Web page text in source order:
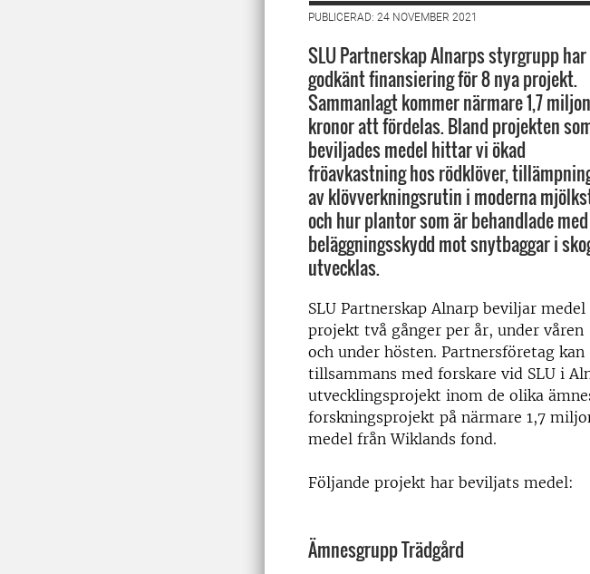
PUBLICERAD: 24 NOVEMBER 2021
SLU Partnerskap Alnarps styrgrupp har
godkänt finansiering för 8 nya projekt.
Sammanlagt kommer närmare 1,7
kronor att fördelas. Bland projekten
beviljades medel hittar vi ökad
fröavkastning hos rödklöver,
av klövverkningsrutin i moderna
och hur plantor som är behandlade med
beläggningsskydd mot snytbaggar i
utvecklas.
SLU Partnerskap Alnarp beviljar
projekt två gånger per år, under våren
och under hösten. Partnersföretag kan
tillsammans med forskare vid SLU i
utvecklingsprojekt inom de olika
forskningsprojekt på närmare 1,7
medel från Wiklands fond.
Följande projekt har beviljats medel:
Ämnesgrupp Trädgård